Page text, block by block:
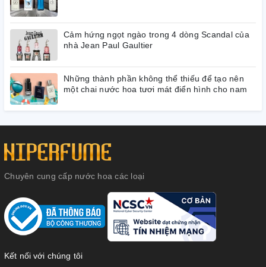
Cảm hứng ngọt ngào trong 4 dòng Scandal của
nhà Jean Paul Gaultier
Những thành phần không thể thiếu để tạo nên
một chai nước hoa tươi mát điển hình cho nam
Chuyên cung cấp nước hoa các loại
Kết nối với chúng tôi